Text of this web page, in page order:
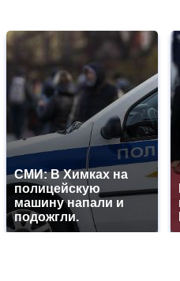
СМИ: В Химках на
полицейскую
машину напали и
подожгли.